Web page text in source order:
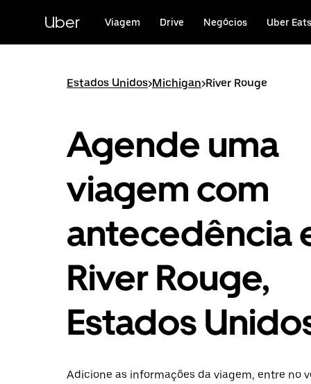
conteúdo
Uber Viagem Drive Negócios Uber Eats
Estados Unidos>Michigan>River Rouge
Agende uma
viagem com
antecedência
River Rouge,
Estados
Adicione as informações da viagem, entre no